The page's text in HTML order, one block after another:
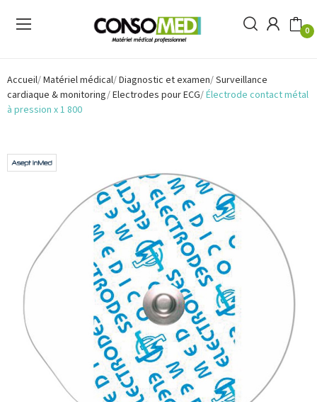
0
Accueil Matériel médical Diagnostic et examen Surveillance
cardiaque & monitoring Electrodes pour ECG Électrode contact métal
à pression x 1 800